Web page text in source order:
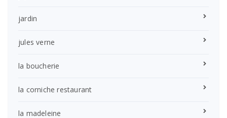
jardin
jules verne
la boucherie
la corniche restaurant
la madeleine